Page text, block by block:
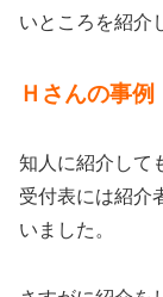
いところを紹介
Ｈさんの事例
知人に紹介して
受付表には紹介
いました。